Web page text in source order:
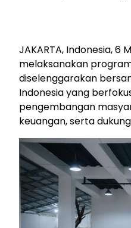
JAKARTA, Indonesia, 6
melaksanakan
diselenggarakan
Indonesia yang
pengembangan
keuangan, serta